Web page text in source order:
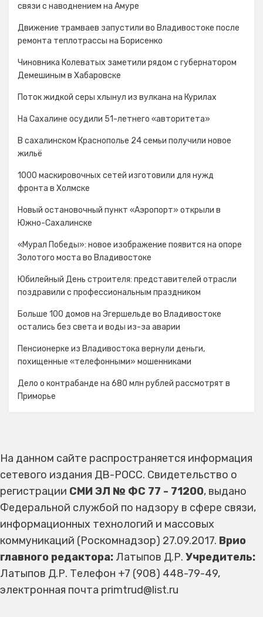
связи с наводнением на Амуре
Движение трамваев запустили во Владивостоке после
ремонта теплотрассы на Борисенко
Чиновника Колеватых заметили рядом с губернатором
Демешиным в Хабаровске
Поток жидкой серы хлынул из вулкана на Курилах
На Сахалине осудили 51-летнего «авторитета»
В сахалинском Краснополье 24 семьи получили новое
жильё
1000 маскировочных сетей изготовили для нужд
фронта в Холмске
Новый остановочный пункт «Аэропорт» открыли в
Южно-Сахалинске
«Мурал Победы»: новое изображение появится на опоре
Золотого моста во Владивостоке
Юбилейный День строителя: представителей отрасли
поздравили с профессиональным праздником
Больше 100 домов на Эгершельде во Владивостоке
остались без света и воды из-за аварии
Пенсионерке из Владивостока вернули деньги,
похищенные «телефонными» мошенниками
Дело о контрабанде на 680 млн рублей рассмотрят в
Приморье
На данном сайте распространяется информация
сетевого издания ДВ-РОСС. Свидетельство о
регистрации СМИ ЭЛ № ФС 77 - 71200, выдано
Федеральной службой по надзору в сфере связи,
информационных технологий и массовых
коммуникаций (Роскомнадзор) 27.09.2017. Врио
главного редактора: Латыпов Д.Р. Учредитель:
Латыпов Д.Р. Телефон +7 (908) 448-79-49,
электронная почта primtrud@list.ru